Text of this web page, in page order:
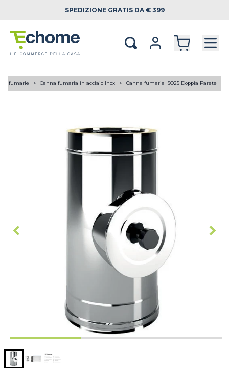
SPEDIZIONE GRATIS DA € 399
fumarie Canna fumaria in acciaio Inox Canna fumaria ISO25 Doppia Parete